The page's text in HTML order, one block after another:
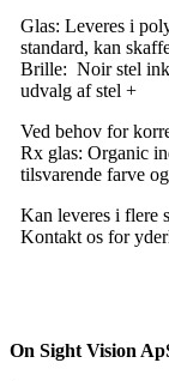
Glas: Leveres i
standard, kan
Brille: Noir stel
udvalg af stel +
Ved behov for
Rx glas: Organic
tilsvarende farve
Kan leveres i flere
Kontakt os for
On Sight Vision